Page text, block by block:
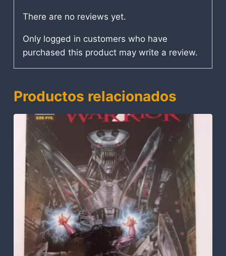
There are no reviews yet.
Only logged in customers who have
purchased this product may write a review.
Productos relacionados